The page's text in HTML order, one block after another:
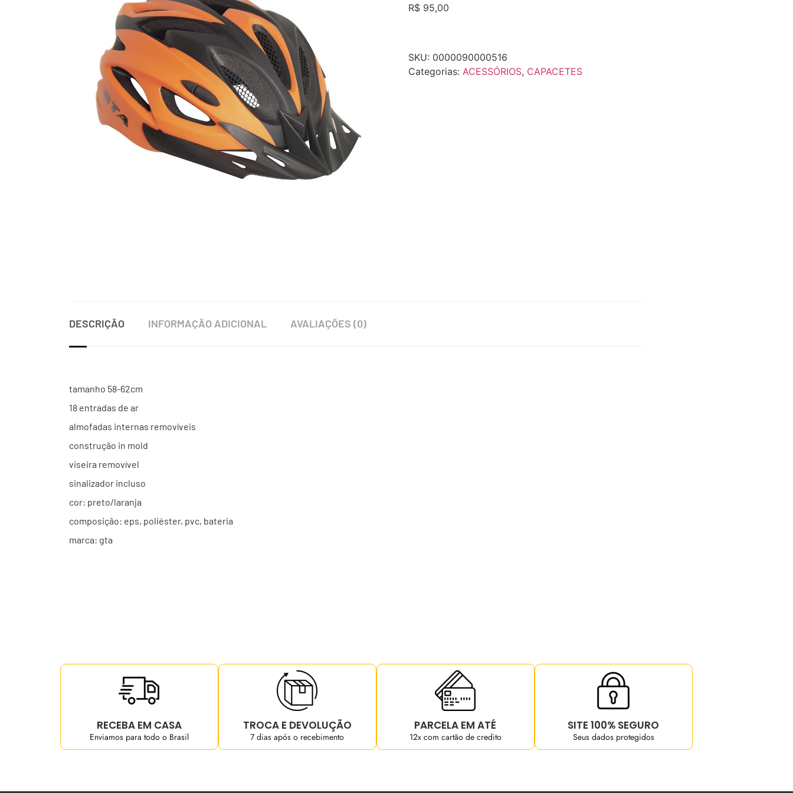
R$ 95,00
SKU: 0000090000516
Categorias: ACESSÓRIOS, CAPACETES
DESCRIÇÃO INFORMAÇÃO ADICIONAL AVALIAÇÕES (0)
tamanho 58-62cm
18 entradas de ar
almofadas internas removíveis
construção in mold
viseira removível
sinalizador incluso
cor: preto/laranja
composição: eps, poliéster, pvc, bateria
marca: gta
RECEBA EM CASA
Enviamos para todo o Brasil
TROCA E DEVOLUÇÃO
7 dias após o recebimento
PARCELA EM ATÉ
12x com cartão de credito
SITE 100% SEGURO
Seus dados protegidos